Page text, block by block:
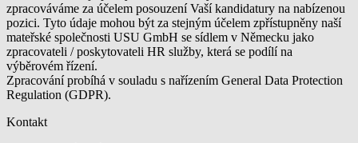
zpracováváme za účelem posouzení Vaší kandidatury na nabízenou
pozici. Tyto údaje mohou být za stejným účelem zpřístupněny naší
mateřské společnosti USU GmbH se sídlem v Německu jako
zpracovateli / poskytovateli HR služby, která se podílí na
výběrovém řízení.
Zpracování probíhá v souladu s nařízením General Data Protection
Regulation (GDPR).
Kontakt